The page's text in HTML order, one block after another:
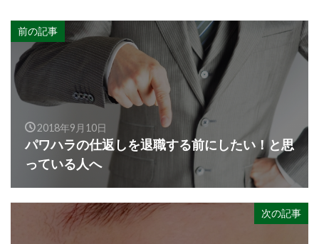
前の記事
2018年9月10日
パワハラの仕返しを退職する前にしたい！と思
っている人へ
次の記事